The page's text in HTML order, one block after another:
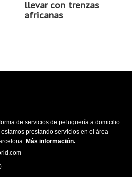
llevar con trenzas
africanas
de servicios de peluquería a domicilio
prestando servicios en el área
Más información.